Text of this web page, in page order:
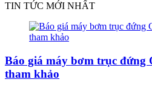
TIN TỨC MỚI NHẤT
Báo giá máy bơm trục đứng
tham khảo